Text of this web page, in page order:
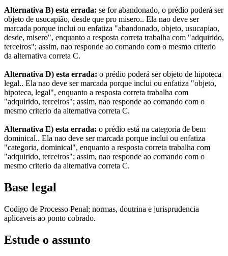
Alternativa B) esta errada: se for abandonado, o prédio poderá ser
objeto de usucapião, desde que pro misero.. Ela nao deve ser
marcada porque inclui ou enfatiza "abandonado, objeto, usucapiao,
desde, misero", enquanto a resposta correta trabalha com "adquirido,
terceiros"; assim, nao responde ao comando com o mesmo criterio
da alternativa correta C.
Alternativa D) esta errada: o prédio poderá ser objeto de hipoteca
legal.. Ela nao deve ser marcada porque inclui ou enfatiza "objeto,
hipoteca, legal", enquanto a resposta correta trabalha com
"adquirido, terceiros"; assim, nao responde ao comando com o
mesmo criterio da alternativa correta C.
Alternativa E) esta errada: o prédio está na categoria de bem
dominical.. Ela nao deve ser marcada porque inclui ou enfatiza
"categoria, dominical", enquanto a resposta correta trabalha com
"adquirido, terceiros"; assim, nao responde ao comando com o
mesmo criterio da alternativa correta C.
Base legal
Codigo de Processo Penal; normas, doutrina e jurisprudencia
aplicaveis ao ponto cobrado.
Estude o assunto